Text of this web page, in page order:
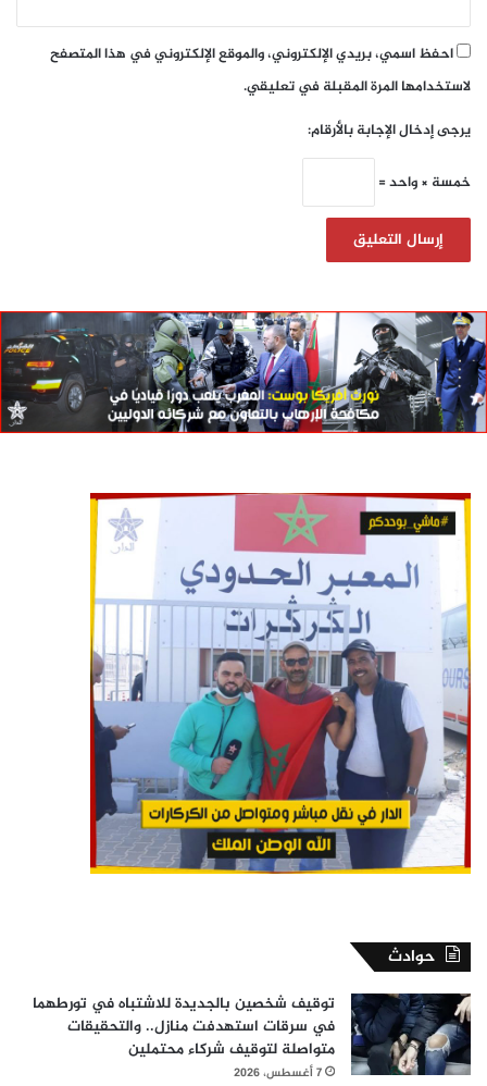
احفظ اسمي، بريدي الإلكتروني، والموقع الإلكتروني في هذا المتصفح
لاستخدامها المرة المقبلة في تعليقي.
يرجى إدخال الإجابة بالأرقام:
خمسة × واحد =
حوادث
توقيف شخصين بالجديدة للاشتباه في تورطهما
في سرقات استهدفت منازل.. والتحقيقات
متواصلة لتوقيف شركاء محتملين
7 أغسطس، 2026